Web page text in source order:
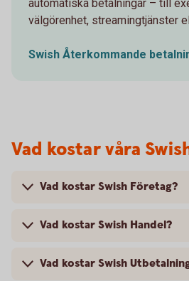
automatiska betalningar – till
välgörenhet, streamingtjänster
Swish Återkommande
Vad kostar våra
Vad kostar Swish Företag?
Vad kostar Swish Handel?
Vad kostar Swish